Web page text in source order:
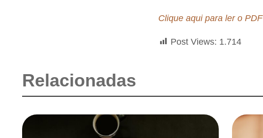
Clique aqui para ler o PDF
Post Views: 1.714
Relacionadas